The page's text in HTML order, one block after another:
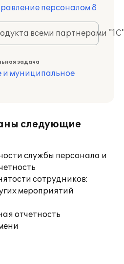
персоналом 8
всеми партнерами
задача
и муниципальное
следующие
службы персонала и
сотрудников:
мероприятий
отчетность